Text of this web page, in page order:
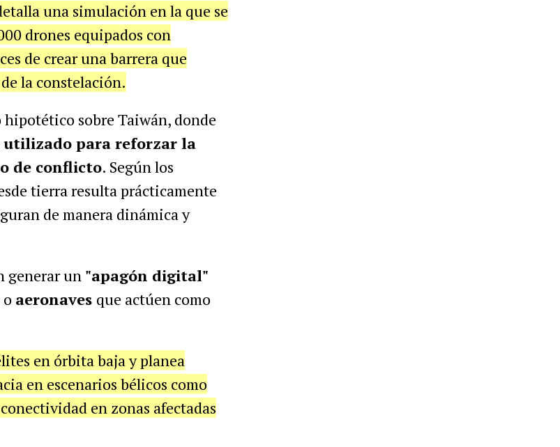
una simulación en la que se
drones equipados con
de crear una barrera que
la constelación.
sobre Taiwán, donde
para reforzar la
de conflicto. Según los
tierra resulta prácticamente
de manera dinámica y
generar un "apagón digital"
o aeronaves que actúen como
en órbita baja y planea
en escenarios bélicos como
en zonas afectadas